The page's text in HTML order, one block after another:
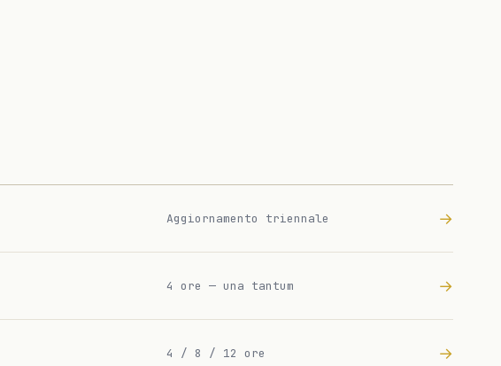
Aggiornamento triennale →
4 ore — una tantum →
4 / 8 / 12 ore →